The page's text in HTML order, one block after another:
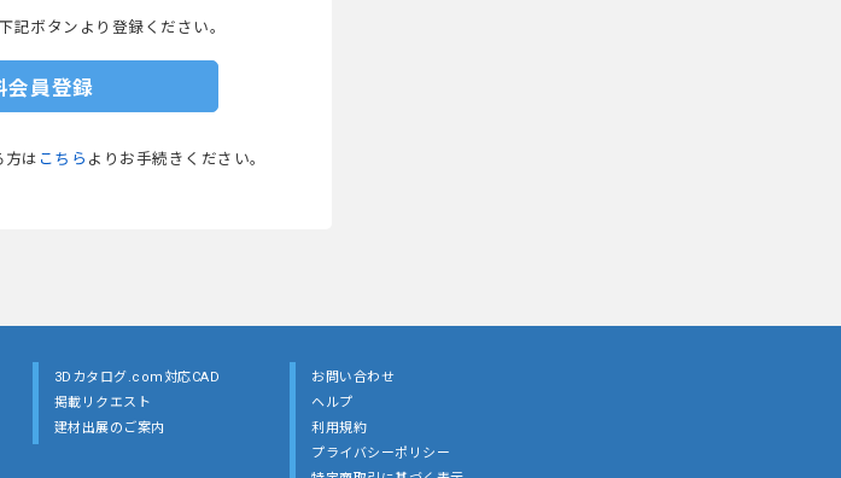
記ボタンより登録ください。
会員登録
方は こちら よりお手続きください。
3Dカタログ.com対応CAD
掲載リクエスト
建材出展のご案内
お問い合わせ
ヘルプ
利用規約
プライバシーポリシー